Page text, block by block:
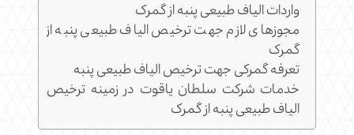
واردات الیاف طبیعی پنبه از گمرک
مجوزهای لازم جهت ترخیص الیاف طبیعی پنبه از
گمرک
تعرفه گمرکی جهت ترخیص الیاف طبیعی پنبه
خدمات شرکت سلطان یاقوت در زمینه ترخیص
الیاف طبیعی پنبه از گمرک